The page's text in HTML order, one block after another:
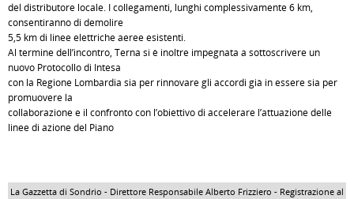
del distributore locale. I collegamenti, lunghi complessivamente 6 km,
consentiranno di demolire
5,5 km di linee elettriche aeree esistenti.
Al termine dell’incontro, Terna si è inoltre impegnata a sottoscrivere un
nuovo Protocollo di Intesa
con la Regione Lombardia sia per rinnovare gli accordi già in essere sia per
promuovere la
collaborazione e il confronto con l’obiettivo di accelerare l’attuazione delle
linee di azione del Piano
La Gazzetta di Sondrio - Direttore Responsabile Alberto Frizziero - Registrazione al